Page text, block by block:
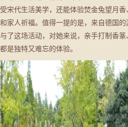
受宋代生活美学，还能体验焚金兔望月
和家人祈福。值得一提的是，来自德国
与了这场活动，对她来说，亲手打制香
都是独特又难忘的体验。